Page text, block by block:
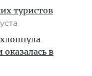
туристов
в